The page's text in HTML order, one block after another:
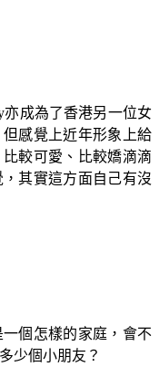
成為了香港另一位女
感覺上近年形象上給
較可愛、比較嬌滴滴
其實這方面自己有沒
個怎樣的家庭，會不
少個小朋友？